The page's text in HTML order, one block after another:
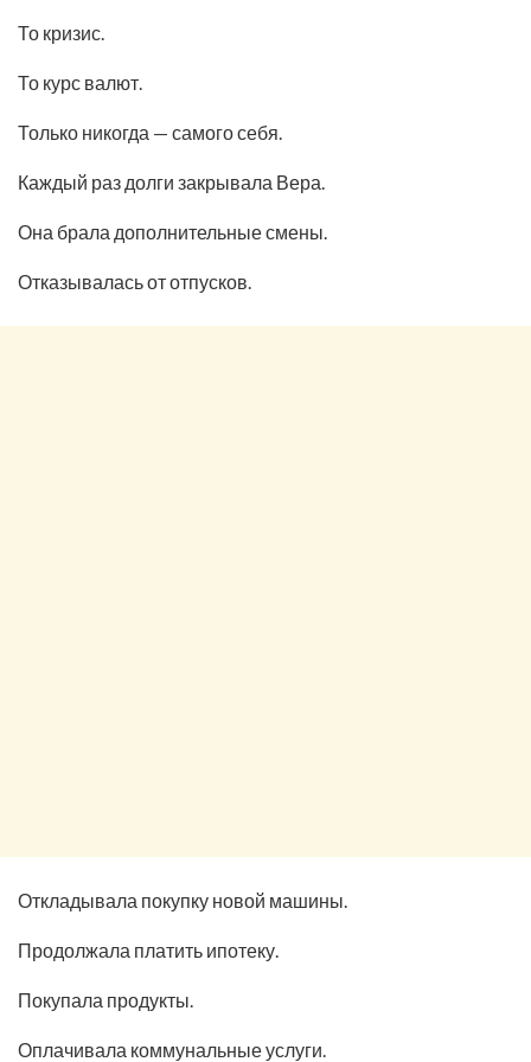
То кризис.
То курс валют.
Только никогда — самого себя.
Каждый раз долги закрывала Вера.
Она брала дополнительные смены.
Отказывалась от отпусков.
Откладывала покупку новой машины.
Продолжала платить ипотеку.
Покупала продукты.
Оплачивала коммунальные услуги.